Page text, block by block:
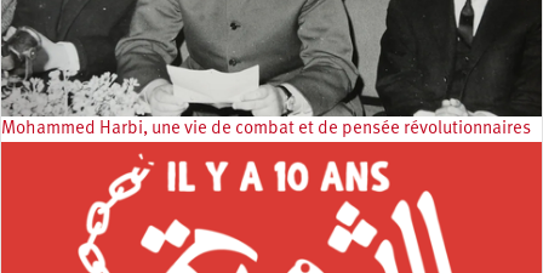
Mohammed Harbi, une vie de combat et de pensée révolutionnaires